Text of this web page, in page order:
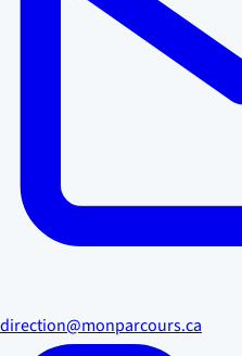
direction@monparcours.ca